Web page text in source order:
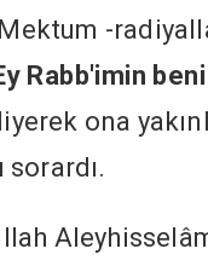
-
Rabb'imin
ona
sorardı.